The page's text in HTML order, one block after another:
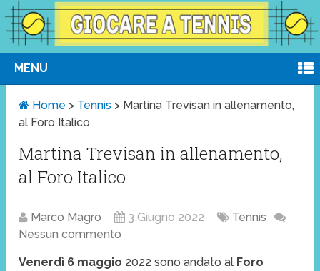
MENU
Home > Tennis > Martina Trevisan in allenamento,
al Foro Italico
Martina Trevisan in allenamento,
al Foro Italico
Marco Magro 3 Giugno 2022
Tennis
Nessun commento
Venerdì 6 maggio 2022 sono andato al Foro